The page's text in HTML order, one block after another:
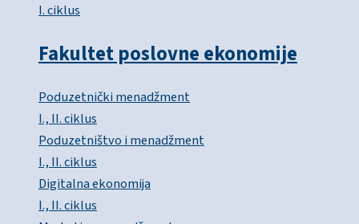
I. ciklus
Fakultet poslovne ekonomije
Poduzetnički menadžment
I., II. ciklus
Poduzetništvo i menadžment
I., II. ciklus
Digitalna ekonomija
I., II. ciklus